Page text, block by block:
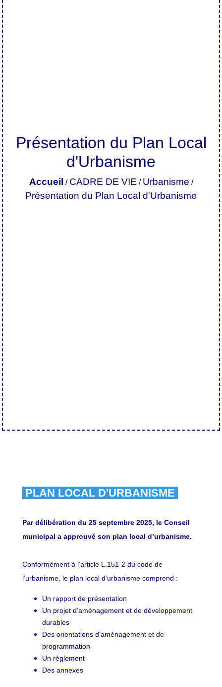
Présentation du Plan Local
d'Urbanisme
Accueil / CADRE DE VIE / Urbanisme /
Présentation du Plan Local d'Urbanisme
PLAN LOCAL D'URBANISME
Par délibération du 25 septembre 2025, le Conseil
municipal a approuvé son plan local d’urbanisme.
Conformément à l’article L.151-2 du code de
l’urbanisme, le plan local d’urbanisme comprend :
Un rapport de présentation
Un projet d’aménagement et de développement
durables
Des orientations d’aménagement et de
programmation
Un règlement
Des annexes